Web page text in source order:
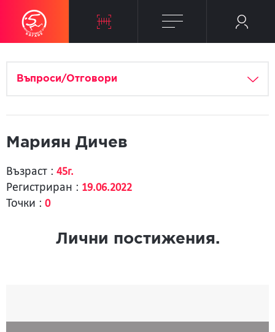
Въпроси/Отговори
Мариян Дичев
Възраст : 45г.
Регистриран : 19.06.2022
Точки : 0
Лични постижения.